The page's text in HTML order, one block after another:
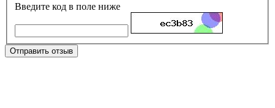
Введите код в поле ниже
Отправить отзыв